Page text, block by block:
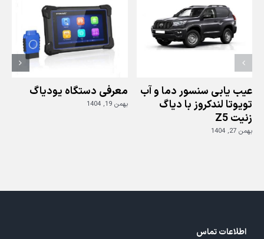
ES350
توسط
جی
اسکن
2
عیب یابی سنسور دما و آب
تویوتا لندکروز با دیاگ
زنیت Z5
بهمن 27, 1404
معرفی دستگاه یودیاگ
بهمن 19, 1404
اطلاعات تماس